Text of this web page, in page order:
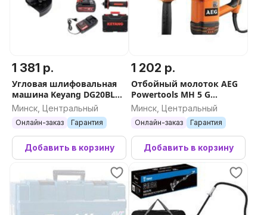
1 381 р.
Угловая шлифовальная
машина Keyang DG20BLH-
125SV (Set)
Минск, Центральный
Онлайн-заказ Гарантия
Добавить в корзину
1 202 р.
Отбойный молоток AEG
Powertools MH 5 G
4935443170
Минск, Центральный
Онлайн-заказ Гарантия
Добавить в корзину